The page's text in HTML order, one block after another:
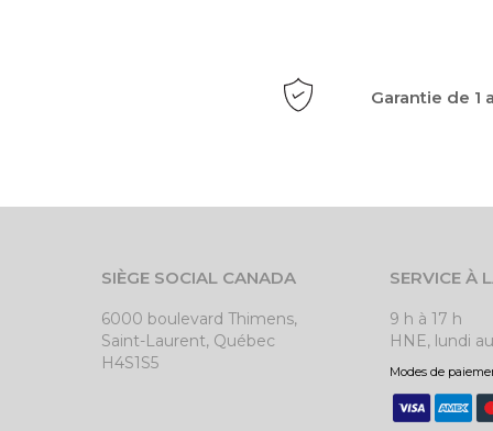
Garantie de 1
SIÈGE SOCIAL CANADA
6000 boulevard Thimens,
Saint-Laurent, Québec
H4S1S5
SERVICE À
9 h à 17 h
HNE, lundi
Modes de